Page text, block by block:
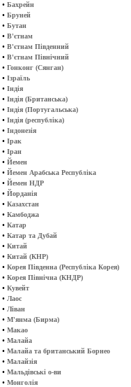
• Бахрейн
• Бруней
• Бутан
• В'єтнам
• В'єтнам Південний
• В'єтнам Північний
• Гонконг (Сянган)
• Ізраїль
• Індія
• Індія (Британська)
• Індія (Португальська)
• Індія (республіка)
• Індонезія
• Ірак
• Іран
• Йемен
• Йемен Арабська Республіка
• Йемен НДР
• Йорданія
• Казахстан
• Камбоджа
• Катар
• Катар та Дубай
• Китай
• Китай (КНР)
• Корея Південна (Республіка Корея)
• Корея Північна (КНДР)
• Кувейт
• Лаос
• Ліван
• М'янма (Бирма)
• Макао
• Малайа
• Малайа та британський Борнео
• Малайзія
• Мальдівські о-ви
• Монголія